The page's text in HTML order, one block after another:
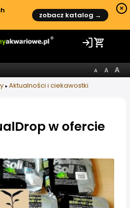
zobacz katalog →
×
Aktualności i ciekawostki
w ofercie